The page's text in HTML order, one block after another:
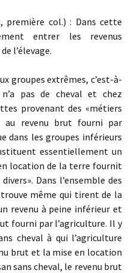
col.) : Dans cette
entrer les revenus
l’élevage.
groupes extrêmes, c’est-à-
pas de cheval et chez
provenant des «métiers
au revenu brut fourni par
dans les groupes inférieurs
essentiellement un
location de la terre fournit
Dans l’ensemble des
même qui tirent de la
revenu à peine inférieur et
fourni par l’agriculture. Il y
cheval à qui l’agriculture
brut et la mise en location
sans cheval, le revenu brut